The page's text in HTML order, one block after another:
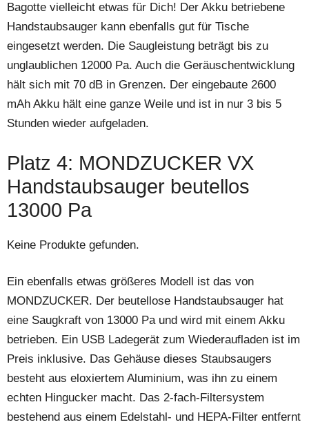
Bagotte vielleicht etwas für Dich! Der Akku betriebene
Handstaubsauger kann ebenfalls gut für Tische
eingesetzt werden. Die Saugleistung beträgt bis zu
unglaublichen 12000 Pa. Auch die Geräuschentwicklung
hält sich mit 70 dB in Grenzen. Der eingebaute 2600
mAh Akku hält eine ganze Weile und ist in nur 3 bis 5
Stunden wieder aufgeladen.
Platz 4: MONDZUCKER VX
Handstaubsauger beutellos
13000 Pa
Keine Produkte gefunden.
Ein ebenfalls etwas größeres Modell ist das von
MONDZUCKER. Der beutellose Handstaubsauger hat
eine Saugkraft von 13000 Pa und wird mit einem Akku
betrieben. Ein USB Ladegerät zum Wiederaufladen ist im
Preis inklusive. Das Gehäuse dieses Staubsaugers
besteht aus eloxiertem Aluminium, was ihn zu einem
echten Hingucker macht. Das 2-fach-Filtersystem
bestehend aus einem Edelstahl- und HEPA-Filter entfernt